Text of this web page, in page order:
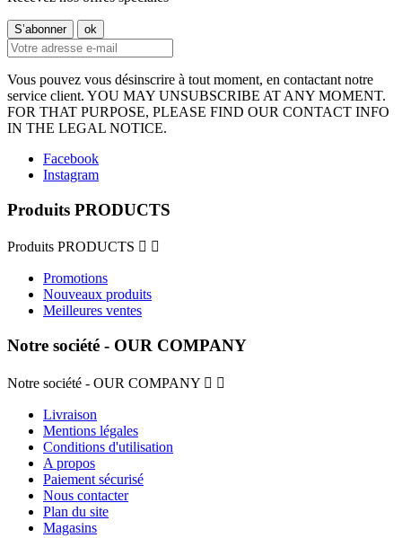
Vous pouvez vous désinscrire à tout moment, en contactant notre
service client. YOU MAY UNSUBSCRIBE AT ANY MOMENT.
FOR THAT PURPOSE, PLEASE FIND OUR CONTACT INFO
IN THE LEGAL NOTICE.
Facebook
Instagram
Produits PRODUCTS
Produits PRODUCTS  
Promotions
Nouveaux produits
Meilleures ventes
Notre société - OUR COMPANY
Notre société - OUR COMPANY  
Livraison
Mentions légales
Conditions d'utilisation
A propos
Paiement sécurisé
Nous contacter
Plan du site
Magasins